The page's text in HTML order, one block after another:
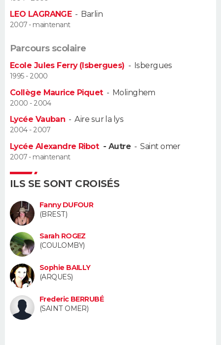
Alimentation
Guide de la santé
Maladies
Médicaments
Sommeil
VOYAGE
PHOTO
GUIDES D'ACHAT
BONS PLANS
CARTE DE VOEUX
Carte de Noël
Carte Bonne année
Carte Saint-Valentin
Carte Pâques
Carte d'anniversaire
Dictionnaire
Biographies
Citations
Expressions
Proverbes
PROGRAMME TV
COPAINS D'AVANT
S'inscrire
Se connecter
Lycées
Collèges
Primaires
Universités
Entreprises
Service militaire
Avis de recherche
AVIS DE DÉCÈS
Bricolage
Lifestyle
Culture
Sport
Auto
Television
Voyage
Cinema
LEO LAGRANGE- Barlin
2007 - maintenant
Parcours scolaire
Ecole Jules Ferry (Isbergues) - Isbergues
1995 - 2000
Collège Maurice Piquet- Molinghem
2000 - 2004
Lycée Vauban -Aire sur la lys
2004 - 2007
Lycée Alexandre Ribot - Autre -Saint omer
2007 - maintenant
ILS SE SONT CROISÉS
Fanny DUFOUR
(BREST)
Sarah ROGEZ
(COULOMBY)
Sophie BAILLY
(ARQUES)
Frederic BERRUBÉ
(SAINT OMER)